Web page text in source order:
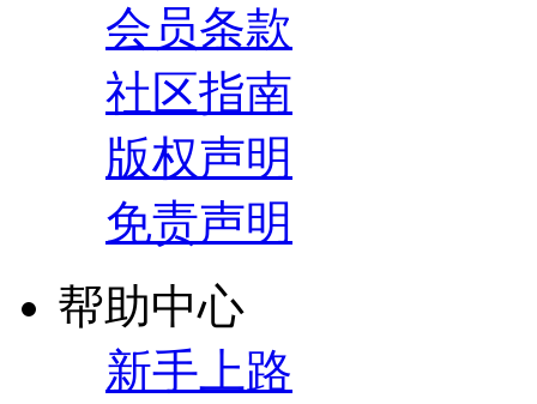
会员条款
社区指南
版权声明
免责声明
帮助中心
新手上路